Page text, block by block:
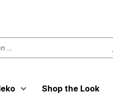
Shop the Look